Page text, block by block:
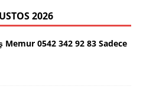
2026
Memur 0542 342 92 83 Sadece